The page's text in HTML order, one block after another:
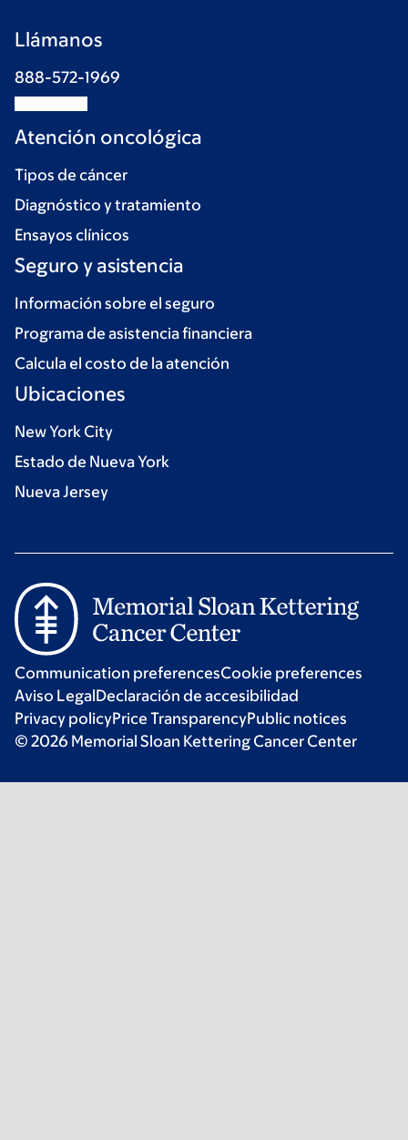
Llámanos
888-572-1969
Atención oncológica
Tipos de cáncer
Diagnóstico y tratamiento
Ensayos clínicos
Seguro y asistencia
Información sobre el seguro
Programa de asistencia financiera
Calcula el costo de la atención
Ubicaciones
New York City
Estado de Nueva York
Nueva Jersey
Communication preferencesCookie preferences
Aviso LegalDeclaración de accesibilidad
Privacy policyPrice TransparencyPublic notices
© 2026 Memorial Sloan Kettering Cancer Center